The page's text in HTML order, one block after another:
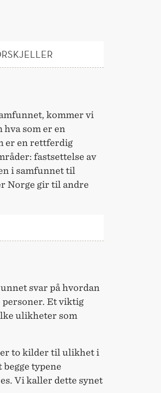
kommer vi
som er en
er en rettferdig
fastsettelse av
i samfunnet til
Norge gir til andre
svar på hvordan
Et viktig
ulikheter som
to kilder til ulikhet i
typene
Vi kaller dette synet